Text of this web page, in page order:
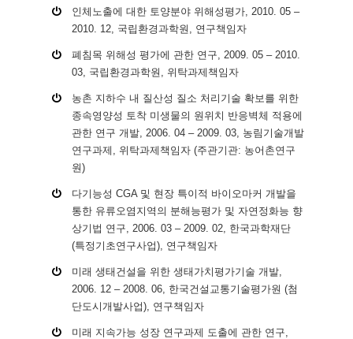
인체노출에 대한 토양분야 위해성평가, 2010. 05 –
2010. 12, 국립환경과학원, 연구책임자
폐침목 위해성 평가에 관한 연구, 2009. 05 – 2010.
03, 국립환경과학원, 위탁과제책임자
농촌 지하수 내 질산성 질소 처리기술 확보를 위한
종속영양성 토착 미생물의 원위치 반응벽체 적용에
관한 연구 개발, 2006. 04 – 2009. 03, 농림기술개발
연구과제, 위탁과제책임자 (주관기관: 농어촌연구
원)
다기능성 CGA 및 현장 특이적 바이오마커 개발을
통한 유류오염지역의 분해능평가 및 자연정화능 향
상기법 연구, 2006. 03 – 2009. 02, 한국과학재단
(특정기초연구사업), 연구책임자
미래 생태건설을 위한 생태가치평가기술 개발,
2006. 12 – 2008. 06, 한국건설교통기술평가원 (첨
단도시개발사업), 연구책임자
미래 지속가능 성장 연구과제 도출에 관한 연구,